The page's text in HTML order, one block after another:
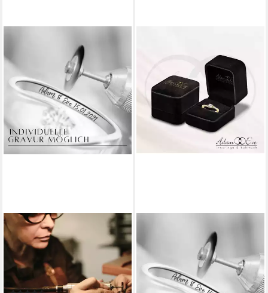
ADAM & EVE
Verlobungsring Brillantring
585/- Gold, Weißgold,
Rotgold 0,25 / 0,32 ct. / 0,42
ct. (mit 17 Diamanten,
Verlobungsring Brillantring
585/- Gelbgold 0,15 ct.
(AE26, Diamantring), inklusive
Echtheitszertifikat - Gravur